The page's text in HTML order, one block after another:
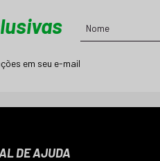
em seu e-mail
DE AJUDA